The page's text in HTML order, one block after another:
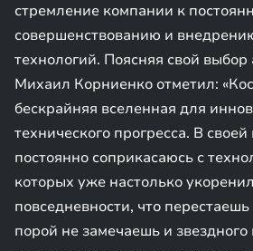
стремление компании к
совершенствованию и
технологий. Поясняя свой выбор
Михаил Корниенко отметил:
бескрайняя вселенная для
технического прогресса. В
постоянно соприкасаюсь с
которых уже настолько
повседневности, что
порой не замечаешь и звездного